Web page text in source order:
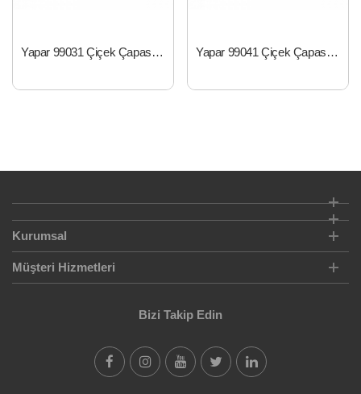
Yapar 99031 Çiçek Çapası Sivri Saplı Yapar 99041 Çiçek Çapası Çatal Saplı
Kurumsal
Müşteri Hizmetleri
Bizi Takip Edin